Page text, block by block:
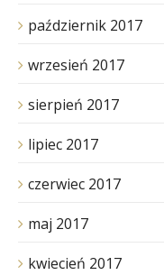
październik 2017
wrzesień 2017
sierpień 2017
lipiec 2017
czerwiec 2017
maj 2017
kwiecień 2017